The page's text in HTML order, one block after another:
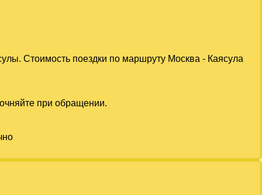
Стоимость поездки по маршруту Москва - Каясула
при обращении.